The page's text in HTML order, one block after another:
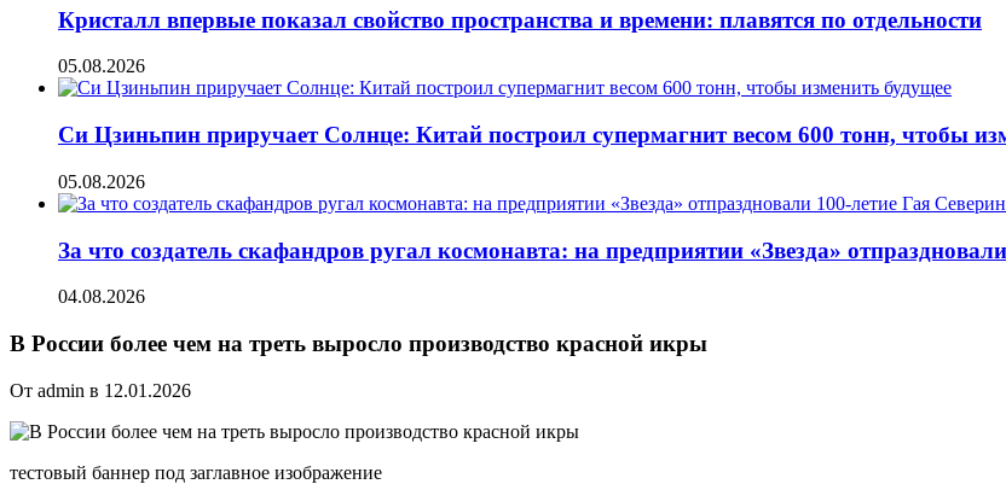
Кристалл впервые показал свойство пространства и времени: плавятся по отдельности
05.08.2026
Си Цзиньпин приручает Солнце: Китай построил супермагнит весом 600 тонн, чтобы
05.08.2026
За что создатель скафандров ругал космонавта: на предприятии «Звезда»
04.08.2026
В России более чем на треть выросло производство красной икры
От admin в 12.01.2026
тестовый баннер под заглавное изображение